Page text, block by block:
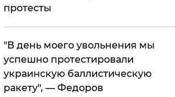
протесты
​"В день моего увольнения мы
успешно протестировали
украинскую баллистическую
ракету", — Федоров